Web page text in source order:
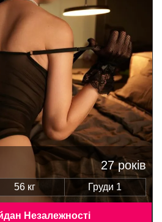
27 років
56 кг Груди 1
Незалежності